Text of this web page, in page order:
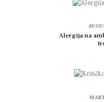
Alergija na